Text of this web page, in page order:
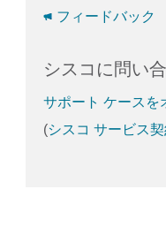
フィードバック
シスコに問い
サポート ケースを
(シスコ サービス契